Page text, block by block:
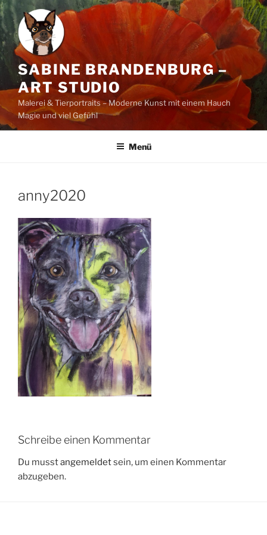
Zum
Inhalt
springen
SABINE BRANDENBURG –
ART STUDIO
Malerei & Tierportraits – Moderne Kunst mit einem Hauch
Magie und viel Gefühl
Menü
anny2020
Schreibe einen Kommentar
Du musstangemeldetsein, um einen Kommentar
abzugeben.